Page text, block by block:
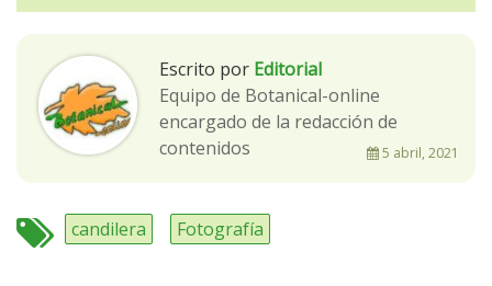
Escrito por Editorial
Equipo de Botanical-online
encargado de la redacción de
contenidos
5 abril, 2021
candilera Fotografía